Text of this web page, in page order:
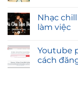
Nhạc
làm việc
Youtube
cách